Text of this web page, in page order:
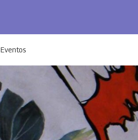
Eventos